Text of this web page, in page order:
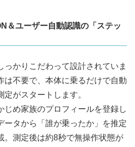
＆ユーザー自動認識の「ステッ
っかりこだわって設計されていま
は不要で、本体に乗るだけで自動
がスタートします。
じめ家族のプロフィールを登録し
ータから「誰が乗ったか」を推定
。測定後は約8秒で無操作状態が